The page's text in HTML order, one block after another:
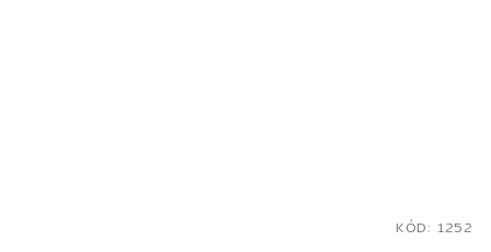
KÓD: 1252